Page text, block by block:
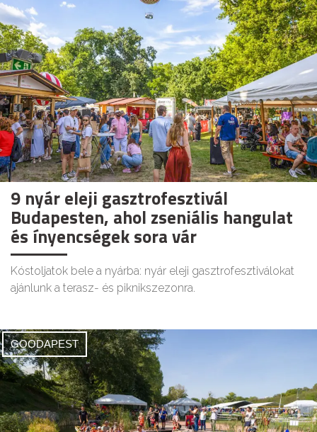
9 nyár eleji gasztrofesztivál
Budapesten, ahol zseniális hangulat
és ínyencségek sora vár
Kóstoljatok bele a nyárba: nyár eleji gasztrofesztiválokat
ajánlunk a terasz- és piknikszezonra.
GOODAPEST